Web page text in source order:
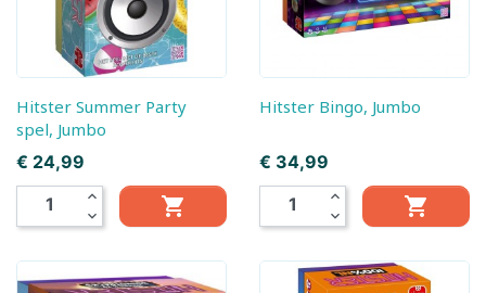
Hitster Summer Party
spel, Jumbo
Prijs
€ 24,99
expand_less
expand_more

Hitster Bingo, Jumbo
Prijs
€ 34,99
expand_less
expand_more
